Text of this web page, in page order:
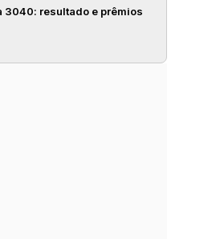
3040: resultado e prêmios